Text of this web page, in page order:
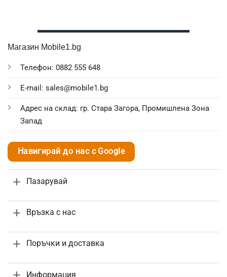
Магазин Mobile1.bg
Телефон: 0882 555 648
E-mail: sales@mobile1.bg
Адрес на склад: гр. Стара Загора, Промишлена Зона
Запад
Навигирай до нас с Google
Пазарувай
Връзка с нас
Поръчки и доставка
Информация